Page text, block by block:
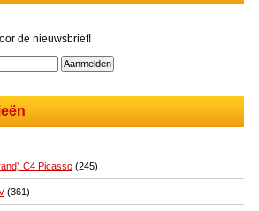
de nieuwsbrief!
C4 Picasso(245)
(361)